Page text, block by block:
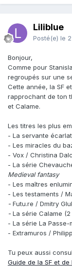
Liliblue
Posté(e) le
Bonjour,
Comme pour
regroupés sur une
Cette année, la SF
rapprochant de ton
et Calame.
Les titres les plus
- La servante
- Les miracles du
- Vox / Christina
- La série
Medieval fantasy
- Les maîtres
- Les testaments /
- Futu.re / Dmitry
- La série Calame (2
- La série La Passe-
- Extramuros /
Tu peux aussi
Guide de la SF et